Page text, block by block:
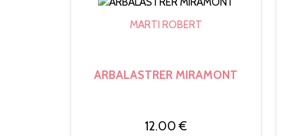
MARTI ROBERT
ARBALASTRER MIRAMONT
12.00 €